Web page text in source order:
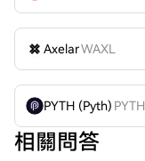
AxelarWAXL
PYTH (Pyth) PYTH
相關問答